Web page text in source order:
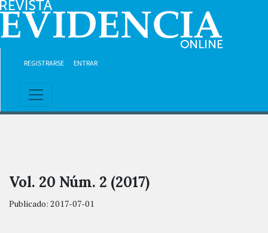
Ir al contenido principal
Ir al menú de navegación principal
Ir al pie de página del sitio
REGISTRARSE ENTRAR
Vol. 20 Núm. 2 (2017)
Publicado: 2017-07-01